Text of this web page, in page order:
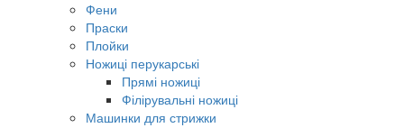
Фени
Праски
Плойки
Ножиці перукарські
Прямі ножиці
Філірувальні ножиці
Машинки для стрижки